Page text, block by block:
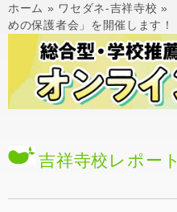
ホーム » ワセダネ-吉祥寺校 »
めの保護者会」を開催します！
吉祥寺校 レポート